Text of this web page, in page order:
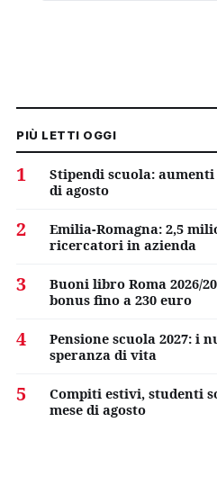
PIÙ LETTI OGGI
1
Stipendi scuola:
di agosto
2
Emilia-Romagna: 2,5
ricercatori in azienda
3
Buoni libro Roma 2026/
bonus fino a 230 euro
4
Pensione scuola 2027: i
speranza di vita
5
Compiti estivi, studenti
mese di agosto